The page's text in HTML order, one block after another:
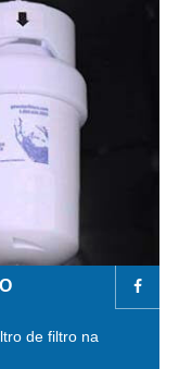
de filtro na